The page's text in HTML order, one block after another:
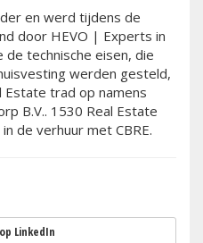
en werd tijdens de
door HEVO | Experts in
technische eisen, die
werden gesteld,
Estate trad op namens
B.V.. 1530 Real Estate
de verhuur met CBRE.
LinkedIn